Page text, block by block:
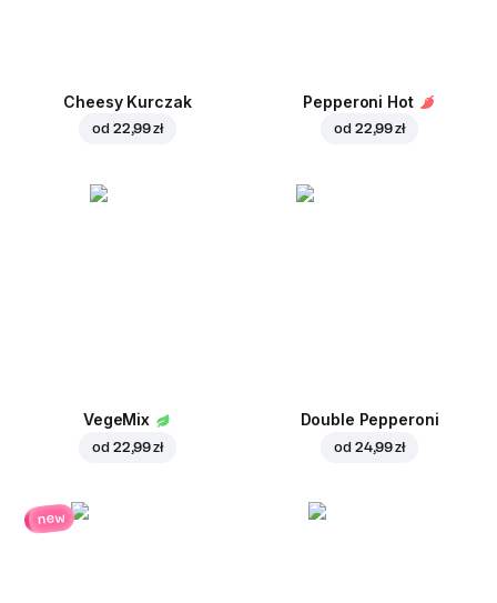
Cheesy Kurczak
od 22,99 zł
Pepperoni Hot
od 22,99 zł
VegeMix
od 22,99 zł
Double Pepperoni
od 24,99 zł
new